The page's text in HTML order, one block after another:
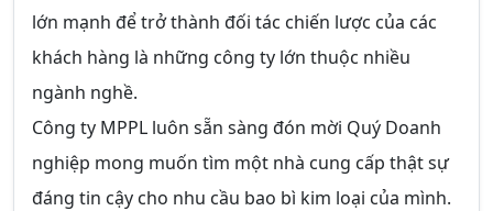
lớn mạnh để trở thành đối tác chiến lược của các
khách hàng là những công ty lớn thuộc nhiều
ngành nghề.
Công ty MPPL luôn sẵn sàng đón mời Quý Doanh
nghiệp mong muốn tìm một nhà cung cấp thật sự
đáng tin cậy cho nhu cầu bao bì kim loại của mình.